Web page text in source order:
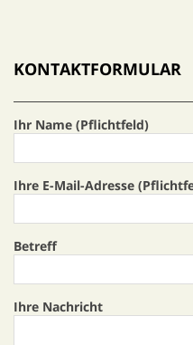
KONTAKTFORMULAR
Ihr Name (Pflichtfeld)
Ihre E-Mail-Adresse
Betreff
Ihre Nachricht